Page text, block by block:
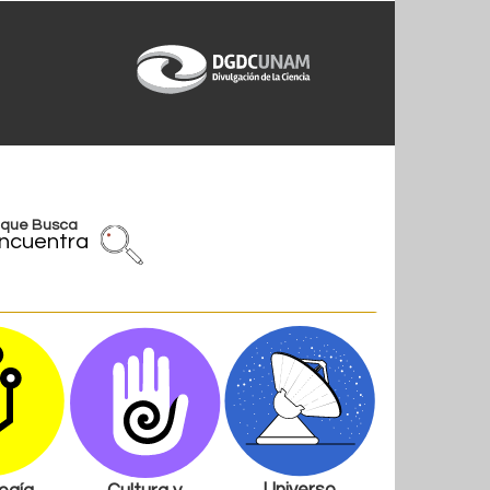
que Busca